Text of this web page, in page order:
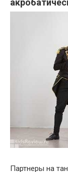
Партнеры на